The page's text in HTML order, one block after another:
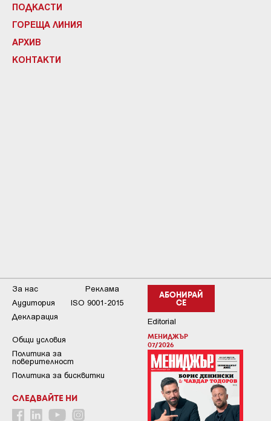
ПОДКАСТИ
ГОРЕЩА ЛИНИЯ
АРХИВ
КОНТАКТИ
АБОНИРАЙ
СЕ
Editorial
МЕНИДЖЪР
07/2026
За нас
Реклама
Аудитория
ISO 9001-2015
Декларация
Общи условия
Пoлитикa зa
пoвepитeлнocт
Политика за бисквитки
СЛЕДВАЙТЕ НИ